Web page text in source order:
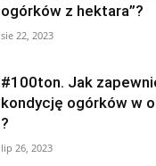
ogórków z hektara”?
sie 22, 2023
#100ton. Jak
kondycję ogórków w
?
lip 26, 2023